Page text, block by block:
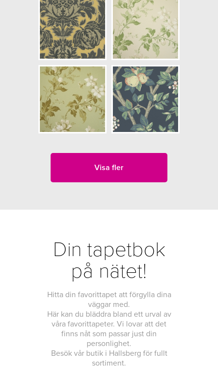
Visa fler
Din tapetbok
på nätet!
Hitta din favorittapet att förgylla dina
väggar med.
Här kan du bläddra bland ett urval av
våra favorittapeter. Vi lovar att det
finns nåt som passar just din
personlighet.
Besök vår butik i Hallsberg för fullt
sortiment.